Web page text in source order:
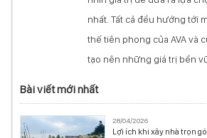
nhất. Tất cả đều hướng tới
thế tiên phong của AVA và
tạo nên những giá trị bền
Bài viết mới nhất
28/04/2026
Lợi ích khi xây nhà trọn